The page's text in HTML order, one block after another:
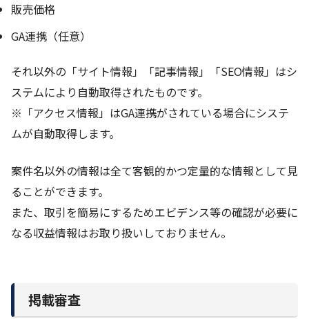
販売価格
GA連携（任意）
それ以外の「サイト情報」「記事情報」「SEO情報」はシ
ステムにより自動取得されたものです。
※「アクセス情報」はGA連携がされている場合にシステ
ムが自動取得します。
案件名以外の情報は全て客観的かつ定量的な情報として見
ることができます。
また、取引を簡易にするためエビデンス等の確認が必要に
なる収益情報はお取り扱いしておりません。
掲載審査